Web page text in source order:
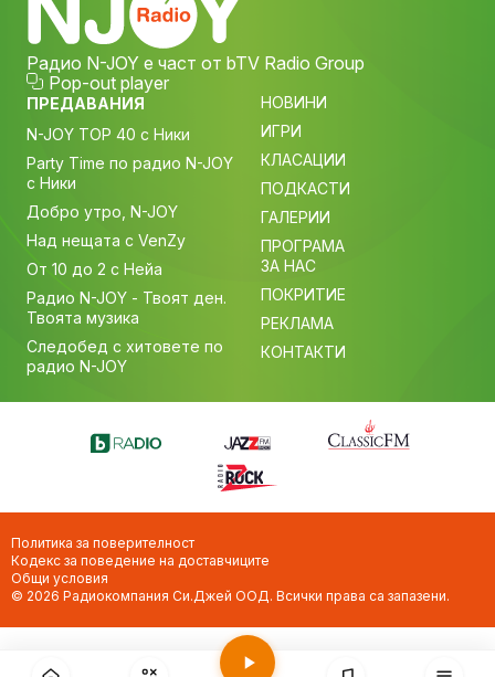
Радио N-JOY е част от bTV Radio Group
Pop-out player
ПРЕДАВАНИЯ
N-JOY TOP 40 с Ники
Party Time по радио N-JOY
с Ники
Добро утро, N-JOY
Над нещата с VenZy
От 10 до 2 с Нейа
Радио N-JOY - Твоят ден.
Твоята музика
Следобед с хитовете по
радио N-JOY
НОВИНИ
ИГРИ
КЛАСАЦИИ
ПОДКАСТИ
ГАЛЕРИИ
ПРОГРАМА
ЗА НАС
ПОКРИТИЕ
РЕКЛАМА
КОНТАКТИ
Политика за поверителност
Кодекс за поведение на доставчиците
Общи условия
© 2026 Радиокомпания Си.Джей ООД. Всички права са запазени.